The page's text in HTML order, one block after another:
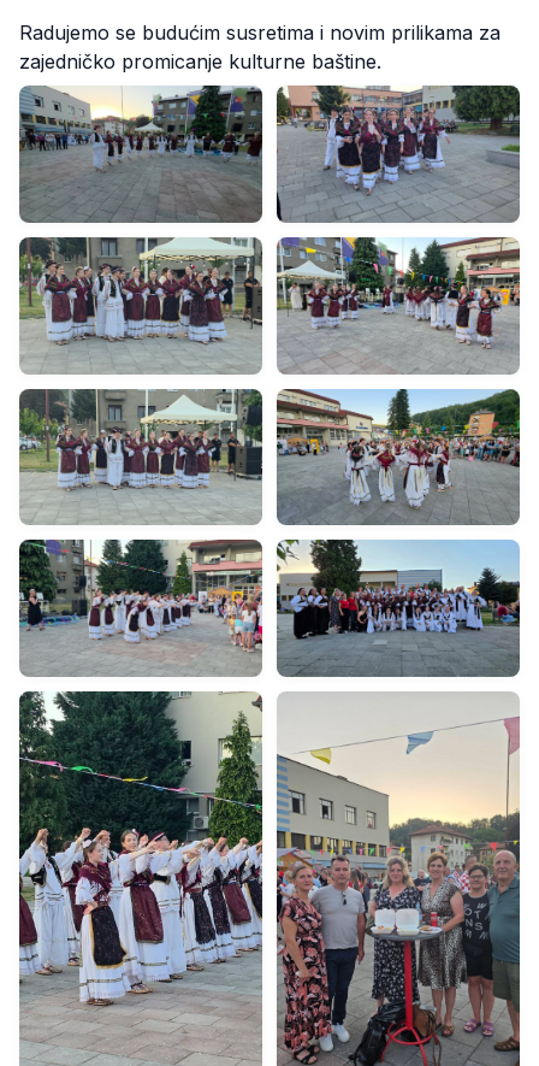
Radujemo se budućim susretima i novim prilikama za
zajedničko promicanje kulturne baštine.